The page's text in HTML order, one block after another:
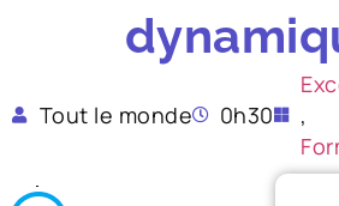
Tout le monde 0h30
,